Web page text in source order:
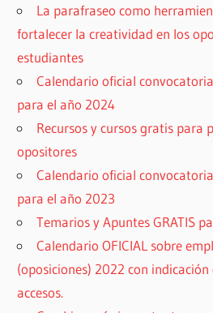
La parafraseo como
fortalecer la creatividad en los
estudiantes
Calendario oficial
para el año 2024
Recursos y cursos gratis para
opositores
Calendario oficial
para el año 2023
Temarios y Apuntes GRATIS
Calendario OFICIAL sobre
(oposiciones) 2022 con indicación
accesos.